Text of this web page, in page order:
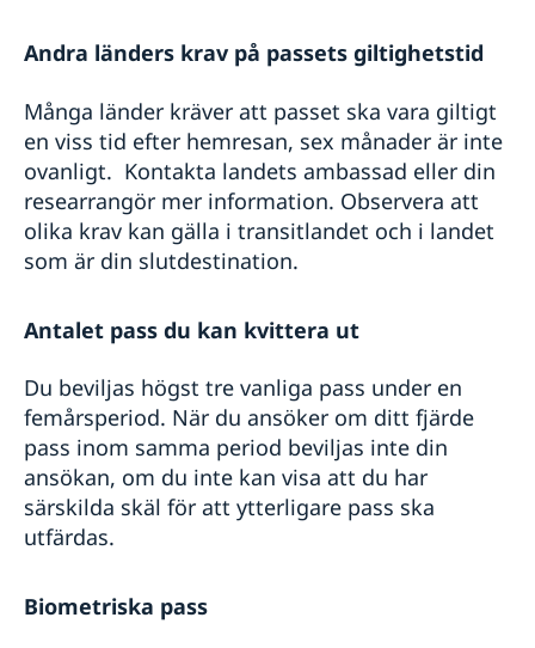
In- och utresebestämmelser
Hälso- och sjukvård
Kriminalitet och personlig säkerhet
Trafiksäkerhet
Andra länders krav på passets giltighetstid
Många länder kräver att passet ska vara giltigt
en viss tid efter hemresan, sex månader är inte
ovanligt. Kontakta landets ambassad eller din
researrangör mer information. Observera att
olika krav kan gälla i transitlandet och i landet
som är din slutdestination.
Antalet pass du kan kvittera ut
Du beviljas högst tre vanliga pass under en
femårsperiod. När du ansöker om ditt fjärde
pass inom samma period beviljas inte din
ansökan, om du inte kan visa att du har
särskilda skäl för att ytterligare pass ska
utfärdas.
Biometriska pass